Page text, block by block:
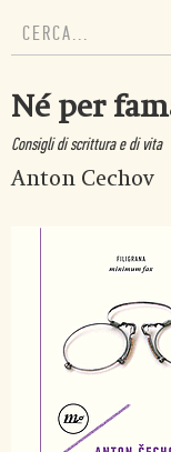
Né per
Consigli di scrittura e di vita
Anton Cechov